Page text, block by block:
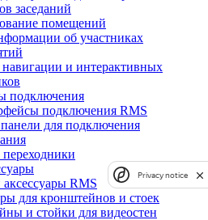
заседаний
помещений
об участниках
и интерактивных
подключения
подключения RMS
для подключения
RMS
для кронштейнов и стоек
и стойки для видеостен
Privacy notice